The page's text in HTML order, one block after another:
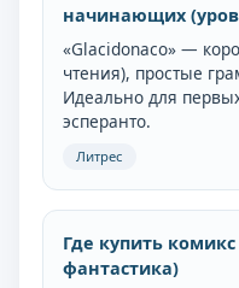
начинающих
«Glacidonaco» —
чтения), простые
Идеально для
эсперанто.
Литрес
Где купить
фантастика)